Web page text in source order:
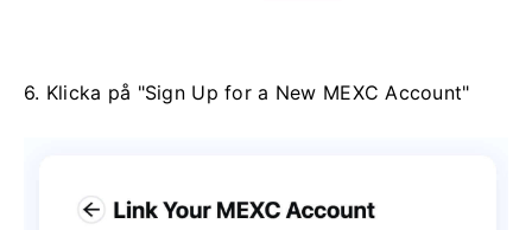
6. Klicka på "Sign Up for a New MEXC Account"